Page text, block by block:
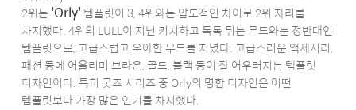
2위는 'Orly' 템플릿이 3, 4위와는 압도적인 차이로 2위 자리를
차지했다. 4위의 LULL이 지닌 키치하고 톡톡 튀는 무드와는 정반대인
템플릿으로, 고급스럽고 우아한 무드를 지녔다. 고급스러운 액세서리,
패션 등에 어울리며 브라운, 골드, 블랙 등이 잘 어우러지는 템플릿
디자인이다. 특히 굿즈 시리즈 중 Orly의 명함 디자인은 어떤
템플릿보다 가장 많은 인기를 차지했다.